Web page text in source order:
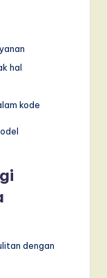
hal
kode
dengan